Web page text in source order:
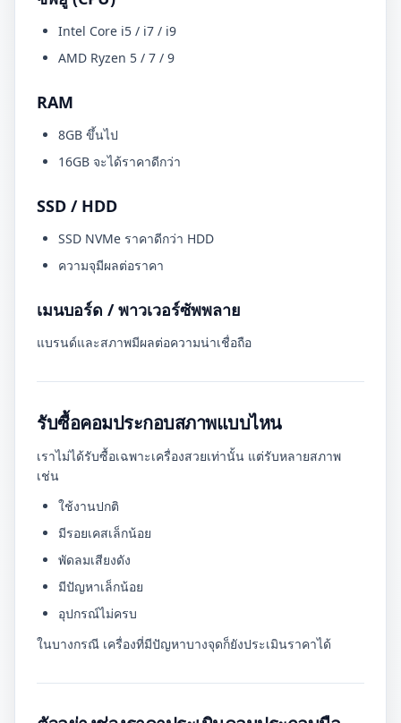
Intel Core i5 / i7 / i9
AMD Ryzen 5 / 7 / 9
RAM
8GB ขึ้นไป
16GB จะได้ราคาดีกว่า
SSD / HDD
SSD NVMe ราคาดีกว่า HDD
ความจุมีผลต่อราคา
เมนบอร์ด / พาวเวอร์ซัพพลาย
แบรนด์และสภาพมีผลต่อความน่าเชื่อถือ
รับซื้อคอมประกอบสภาพแบบไหน
เราไม่ได้รับซื้อเฉพาะเครื่องสวยเท่านั้น แต่รับหลายสภาพ
เช่น
ใช้งานปกติ
มีรอยเคสเล็กน้อย
พัดลมเสียงดัง
มีปัญหาเล็กน้อย
อุปกรณ์ไม่ครบ
ในบางกรณี เครื่องที่มีปัญหาบางจุดก็ยังประเมินราคาได้